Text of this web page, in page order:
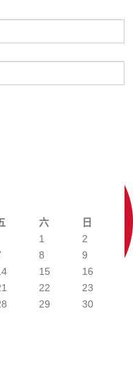
六 日
1
2
8
9
15
16
22
23
29
30